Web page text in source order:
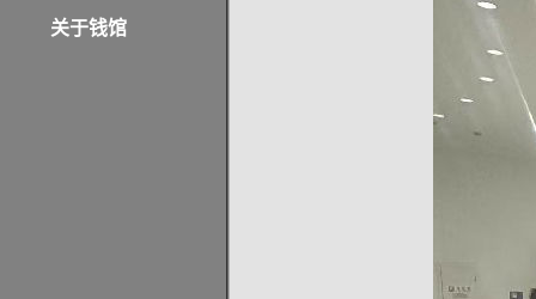
关于钱馆